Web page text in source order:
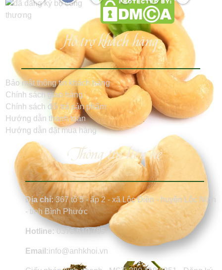
Hỗ trợ khách hàng
Bảo mật thông tin khách hàng
Chính sách giao hàng
Chính sách đổi trả sản phẩm
Hướng dẫn thanh toán
Hướng dẫn đặt mua hàng
Thông tin liên hệ
Địa chỉ:367 tổ 5 - ấp 2 - xã Lộc Điền - huyện Lộc Ninh
- tỉnh Bình Phước
Hotline: 0376.610.785
Email:info@anhkhoi.vn